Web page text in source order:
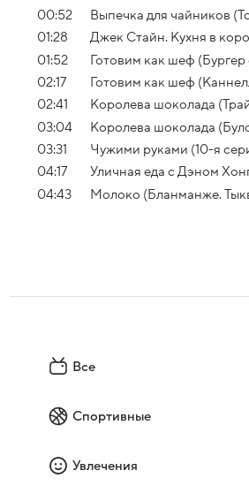
00:52
Выпечка для чайников
01:28
Джек Стайн. Кухня в
01:52
Готовим как шеф
02:17
Готовим как шеф
02:41
Королева шоколада
03:04
Королева шоколада
03:31
Чужими руками (10-я
04:17
Уличная еда с Дэном
04:43
Молоко (Бланманже.
Все
Спортивные
Увлечения